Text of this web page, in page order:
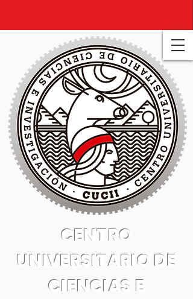
CENTRO
UNIVERSITARIO DE
CIENCIAS E